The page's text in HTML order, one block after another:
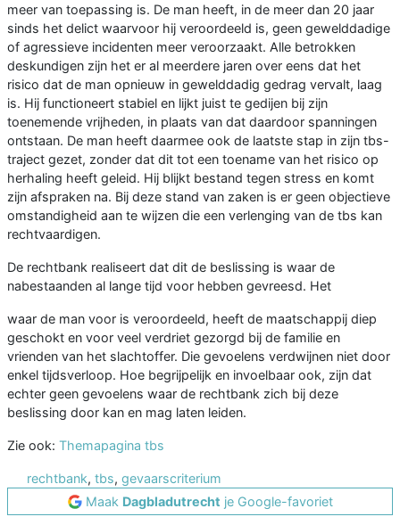
meer van toepassing is. De man heeft, in de meer dan 20 jaar
sinds het delict waarvoor hij veroordeeld is, geen gewelddadige
of agressieve incidenten meer veroorzaakt. Alle betrokken
deskundigen zijn het er al meerdere jaren over eens dat het
risico dat de man opnieuw in gewelddadig gedrag vervalt, laag
is. Hij functioneert stabiel en lijkt juist te gedijen bij zijn
toenemende vrijheden, in plaats van dat daardoor spanningen
ontstaan. De man heeft daarmee ook de laatste stap in zijn tbs-
traject gezet, zonder dat dit tot een toename van het risico op
herhaling heeft geleid. Hij blijkt bestand tegen stress en komt
zijn afspraken na. Bij deze stand van zaken is er geen objectieve
omstandigheid aan te wijzen die een verlenging van de tbs kan
rechtvaardigen.
De rechtbank realiseert dat dit de beslissing is waar de
nabestaanden al lange tijd voor hebben gevreesd. Het
waar de man voor is veroordeeld, heeft de maatschappij diep
geschokt en voor veel verdriet gezorgd bij de familie en
vrienden van het slachtoffer. Die gevoelens verdwijnen niet door
enkel tijdsverloop. Hoe begrijpelijk en invoelbaar ook, zijn dat
echter geen gevoelens waar de rechtbank zich bij deze
beslissing door kan en mag laten leiden.
Zie ook: Themapagina tbs
rechtbank, tbs, gevaarscriterium
Maak Dagbladutrecht je Google-favoriet